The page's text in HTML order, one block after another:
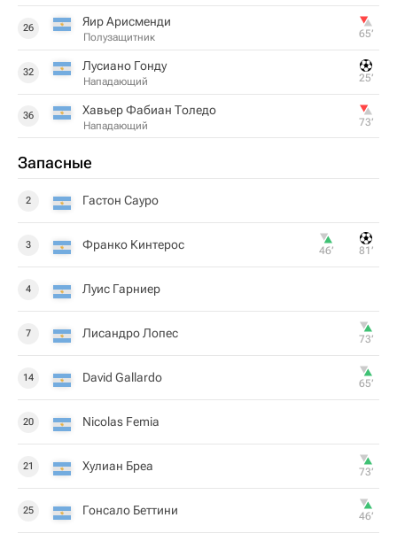
26 Яир Арисменди
Полузащитник 65‎’‎
32 Лусиано Гонду
Нападающий 25‎’‎
36 Хавьер Фабиан Толедо
Нападающий 73‎’‎
Запасные
2 Гастон Сауро
3 Франко Кинтерос 46‎’‎ 81‎’‎
4 Луис Гарниер
7 Лисандро Лопес 73‎’‎
14 David Gallardo 65‎’‎
20 Nicolas Femia
21 Хулиан Бреа 73‎’‎
25 Гонсало Беттини 46‎’‎